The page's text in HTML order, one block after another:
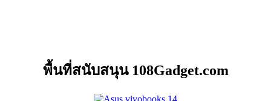
พื้นที่สนับสนุน 108Gadget.com